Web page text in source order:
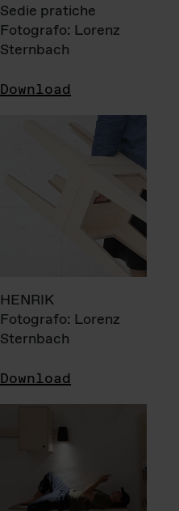
Sedie pratiche
Fotografo: Lorenz
Sternbach
Download
HENRIK
Fotografo: Lorenz
Sternbach
Download